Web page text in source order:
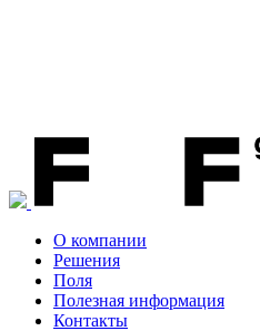
О компании
Решения
Поля
Полезная информация
Контакты